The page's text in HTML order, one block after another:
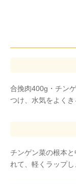
合挽肉400g・チン
つけ、水気をよくき
チンゲン菜の根本
れて、軽くラップし